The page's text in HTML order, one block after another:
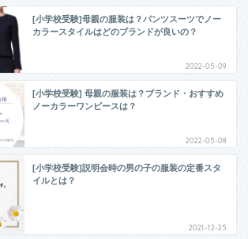
[小学校受験]母親の服装は？パンツスーツでノー
カラースタイルはどのブランドが良いの？
2022-05-09
[小学校受験] 母親の服装は？ブランド・おすすめ
ノーカラーワンピースは？
2022-05-08
[小学校受験]説明会時の男の子の服装の定番スタ
イルとは？
2021-12-25